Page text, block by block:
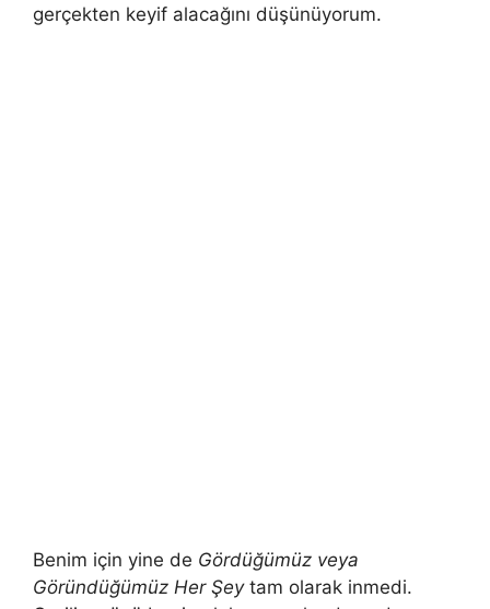
gerçekten keyif alacağını düşünüyorum.
Benim için yine de Gördüğümüz veya
Göründüğümüz Her Şeytam olarak inmedi.